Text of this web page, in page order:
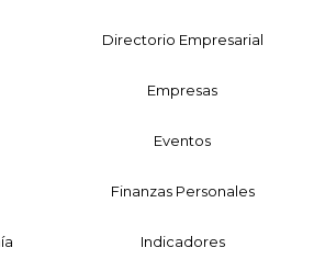
Directorio Empresarial
Empresas
Eventos
Finanzas Personales
Indicadores